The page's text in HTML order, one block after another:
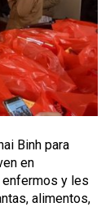
Binh para
en
y les
alimentos,